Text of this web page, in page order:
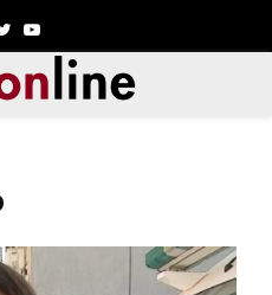
TwitterYoutube